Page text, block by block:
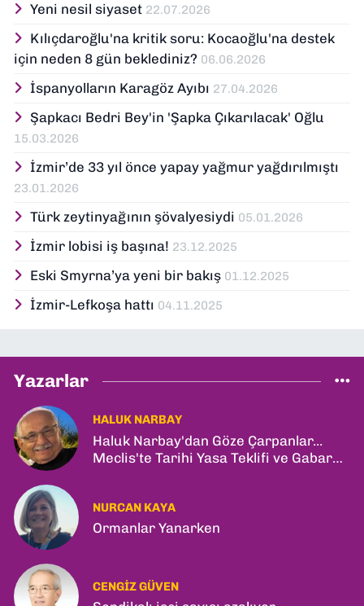
Yeni nesil siyaset 22.07.2026
Kılıçdaroğlu'na kritik soru: Kocaoğlu'na destek
için neden 8 gün beklediniz? 06.06.2026
İspanyolların Karagöz Ayıbı 27.04.2026
Şapkacı Bedri Bey'in 'Şapka Çıkarılacak' Oğlu
15.03.2026
İzmir’de 33 yıl önce yapay yağmur yağdırılmıştı
23.01.2026
Türk zeytinyağının şövalyesiydi 05.01.2026
İzmir lobisi iş başına! 23.12.2025
Eski Smyrna’ya yeni bir bakış 01.12.2025
İzmir-Lefkoşa hattı 04.11.2025
Yazarlar
HALUK NARBAY
Haluk Narbay'dan Göze Çarpanlar...
Meclis'te Tarihi Yasa Teklifi ve Gabar
NURCAN KAYA
Ormanlar Yanarken
CENGIZ GÜVEN